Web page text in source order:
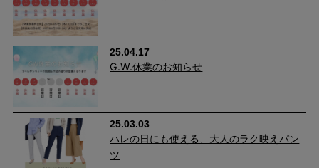
25.04.17
G.W.休業のお知らせ
25.03.03
ハレの日にも使える、大人のラク映えパン
ツ